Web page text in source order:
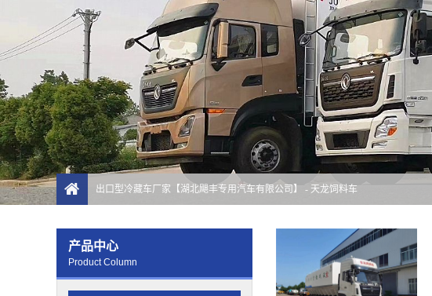
出口型冷藏车厂家【湖北飓丰专用汽车有限公司】 - 天龙饲料车
产品中心
Product Column